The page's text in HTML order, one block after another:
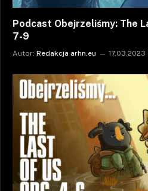
Podcast Obejrzeliśmy: The
7-9
Autor: Redakcja arhn.eu 17.03.2023